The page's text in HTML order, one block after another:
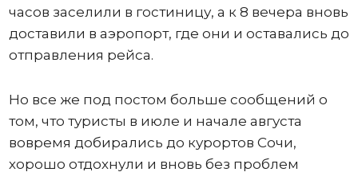
часов заселили в гостиницу, а к 8 вечера вновь
доставили в аэропорт, где они и оставались до
отправления рейса.
Но все же под постом больше сообщений о
том, что туристы в июле и начале августа
вовремя добирались до курортов Сочи,
хорошо отдохнули и вновь без проблем